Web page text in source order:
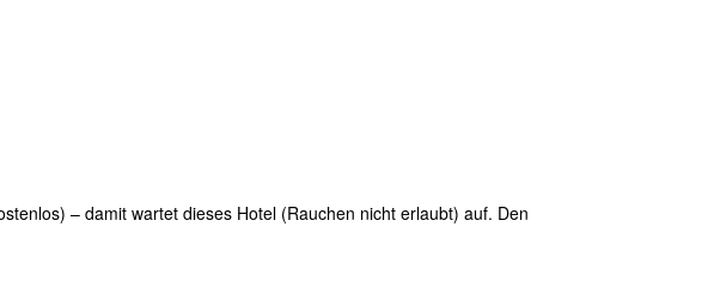
– damit wartet dieses Hotel (Rauchen nicht erlaubt) auf. Den